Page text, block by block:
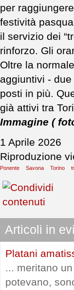
per
festività
il servizio dei
rinforzo. Gli
Oltre la
aggiuntivi -
posti in più.
già attivi tra
Immagine (
1 Aprile 2026
Riproduzione
Ponente Savona Torino
Articoli in
Platani
... meritano
potevano,